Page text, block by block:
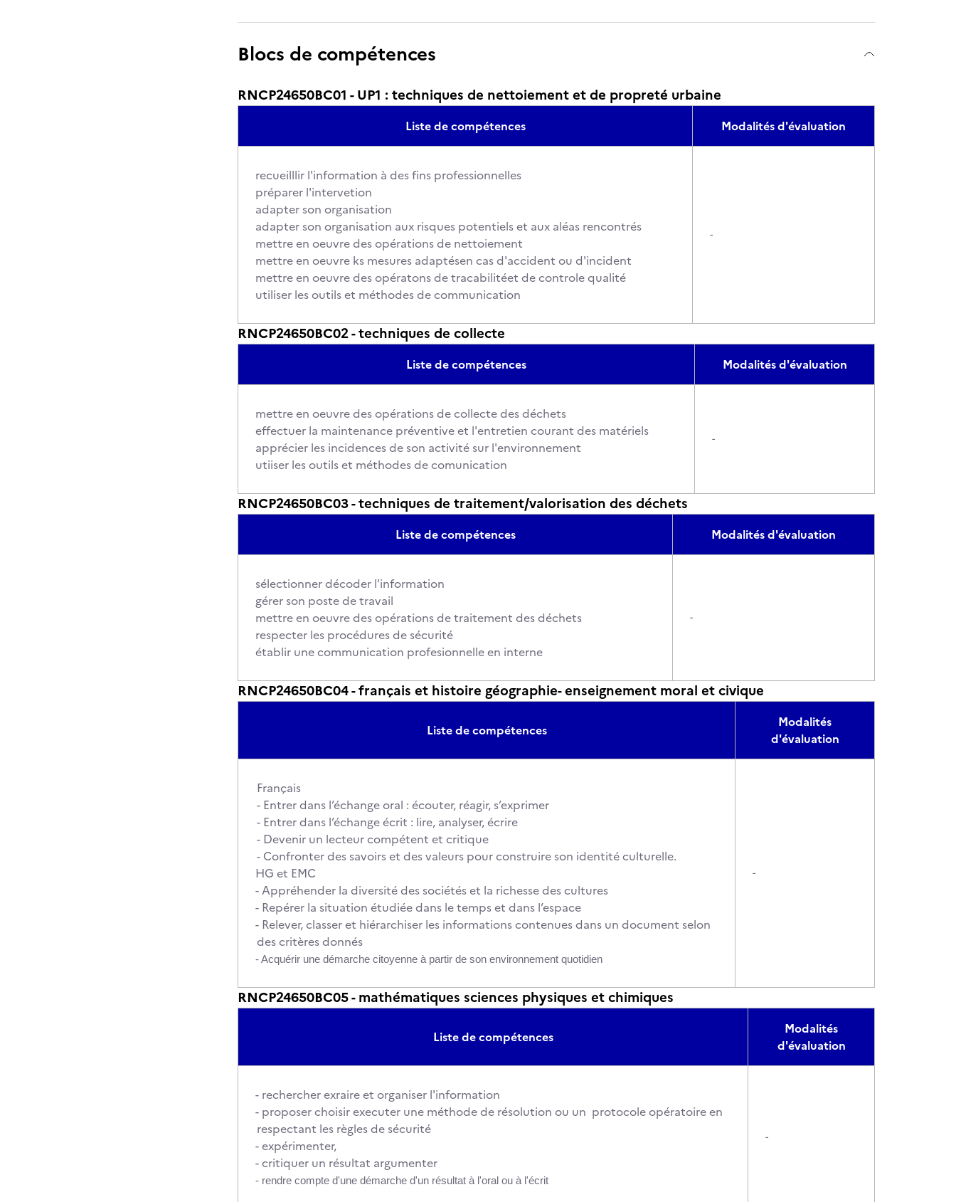
Blocs de compétences
RNCP24650BC01 - UP1 : techniques de nettoiement et de propreté urbaine
Liste de compétences Modalités d'évaluation
recueilllir l'information à des fins professionnelles
préparer l'intervetion
adapter son organisation
adapter son organisation aux risques potentiels et aux aléas rencontrés
mettre en oeuvre des opérations de nettoiement
mettre en oeuvre ks mesures adaptésen cas d'accident ou d'incident
mettre en oeuvre des opératons de tracabilitéet de controle qualité
utiliser les outils et méthodes de communication
-
RNCP24650BC02 - techniques de collecte
Liste de compétences Modalités d'évaluation
mettre en oeuvre des opérations de collecte des déchets
effectuer la maintenance préventive et l'entretien courant des matériels
apprécier les incidences de son activité sur l'environnement
utiiser les outils et méthodes de comunication
-
RNCP24650BC03 - techniques de traitement/valorisation des déchets
Liste de compétences Modalités d'évaluation
sélectionner décoder l'information
gérer son poste de travail
mettre en oeuvre des opérations de traitement des déchets
respecter les procédures de sécurité
établir une communication profesionnelle en interne
-
RNCP24650BC04 - français et histoire géographie- enseignement moral et civique
Liste de compétences
Modalités
d'évaluation
Français
- Entrer dans l’échange oral : écouter, réagir, s’exprimer
- Entrer dans l’échange écrit : lire, analyser, écrire
- Devenir un lecteur compétent et critique
- Confronter des savoirs et des valeurs pour construire son identité culturelle.
HG et EMC
- Appréhender la diversité des sociétés et la richesse des cultures
- Repérer la situation étudiée dans le temps et dans l’espace
- Relever, classer et hiérarchiser les informations contenues dans un document selon
des critères donnés
- Acquérir une démarche citoyenne à partir de son environnement quotidien
-
RNCP24650BC05 - mathématiques sciences physiques et chimiques
Liste de compétences
Modalités
d'évaluation
- rechercher exraire et organiser l'information
- proposer choisir executer une méthode de résolution ou un protocole opératoire en
respectant les règles de sécurité
- expérimenter,
- critiquer un résultat argumenter
- rendre compte d'une démarche d'un résultat à l'oral ou à l'écrit
-